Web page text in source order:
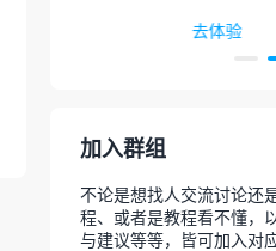
加入群组
不论是想找人交流讨论还
程、或者是教程看不懂，
与建议等等，皆可加入对